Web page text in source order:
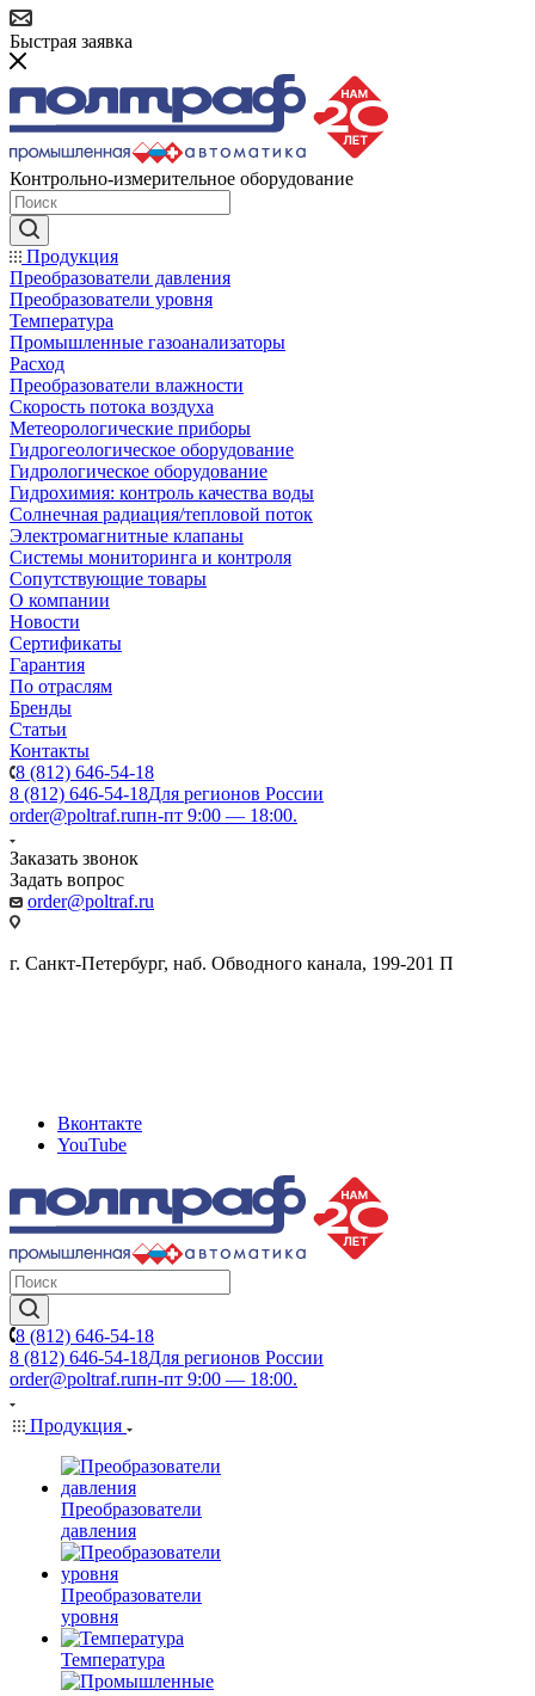
Быстрая заявка
Контрольно-измерительное оборудование
Продукция
Преобразователи давления
Преобразователи уровня
Температура
Промышленные газоанализаторы
Расход
Преобразователи влажности
Скорость потока воздуха
Метеорологические приборы
Гидрогеологическое оборудование
Гидрологическое оборудование
Гидрохимия: контроль качества воды
Солнечная радиация/тепловой поток
Электромагнитные клапаны
Системы мониторинга и контроля
Сопутствующие товары
О компании
Новости
Сертификаты
Гарантия
По отраслям
Бренды
Статьи
Контакты
8 (812) 646-54-18
8 (812) 646-54-18Для регионов России
order@poltraf.ruпн-пт 9:00 — 18:00.
Заказать звонок
Задать вопрос
order@poltraf.ru
г. Санкт-Петербург, наб. Обводного канала, 199-201 П
Вконтакте
YouTube
8 (812) 646-54-18
8 (812) 646-54-18Для регионов России
order@poltraf.ruпн-пт 9:00 — 18:00.
Продукция
Преобразователи
давления
Преобразователи
уровня
Температура